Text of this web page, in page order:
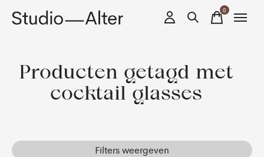
0items
Producten getagd met
cocktail glasses
Filters weergeven